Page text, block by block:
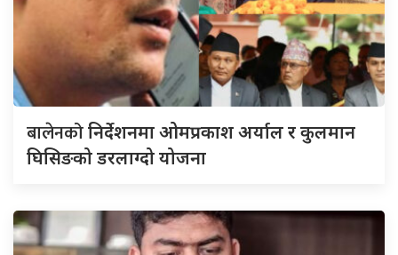
बालेनकोनिर्देशनमा ओमप्रकाश अर्याल र कुलमान
घिसिङको डरलाग्दो योजना